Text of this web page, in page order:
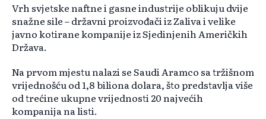
Vrh svjetske naftne i gasne industrije oblikuju dvije
snažne sile – državni proizvođači iz Zaliva i velike
javno kotirane kompanije iz Sjedinjenih Američkih
Država.
Na prvom mjestu nalazi se Saudi Aramco sa tržišnom
vrijednošću od 1,8 biliona dolara, što predstavlja više
od trećine ukupne vrijednosti 20 najvećih
kompanija na listi.